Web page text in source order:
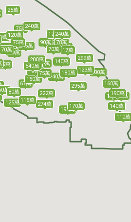
195萬
69萬
140萬
46萬
150萬
135萬
154萬
170萬
69萬
萬
153萬
299萬
萬 85萬
75萬
295萬
78萬
67萬
150萬
140萬
400萬
萬
125萬
123萬
515萬
150萬
90萬
120萬
萬
150萬
222萬
160萬
190萬
80萬
170萬
245萬
75萬
25萬
17萬
110萬
75萬
70萬
274萬
115萬
240萬
57萬
140萬
540萬
200萬
70萬
180萬
240萬